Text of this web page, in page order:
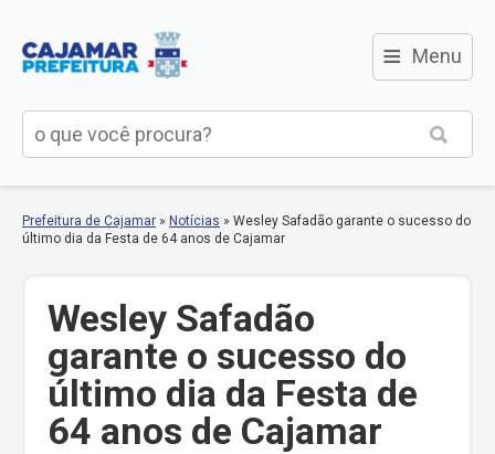
≡ Menu
Prefeitura de Cajamar » Notícias » Wesley Safadão garante o sucesso do
último dia da Festa de 64 anos de Cajamar
Wesley Safadão
garante o sucesso do
último dia da Festa de
64 anos de Cajamar